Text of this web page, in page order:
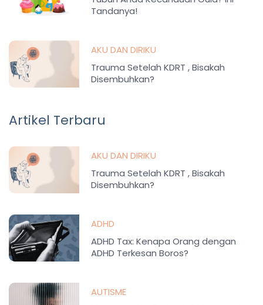
Tandanya!
AKU DAN DIRIKU
Trauma Setelah KDRT , Bisakah
Disembuhkan?
Artikel Terbaru
AKU DAN DIRIKU
Trauma Setelah KDRT , Bisakah
Disembuhkan?
ADHD
ADHD Tax: Kenapa Orang dengan
ADHD Terkesan Boros?
AUTISME